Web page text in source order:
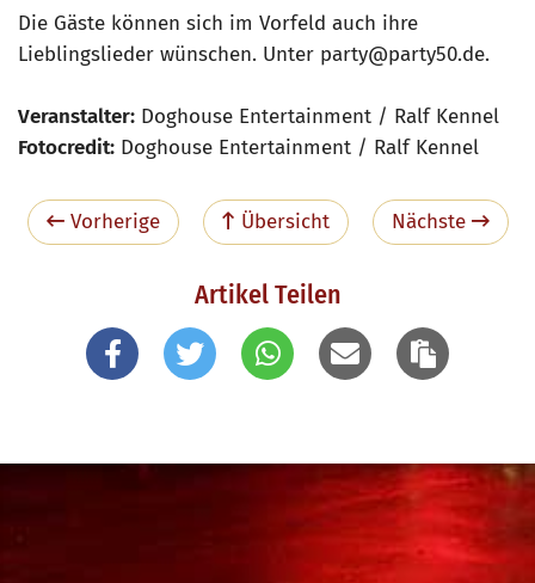
Die Gäste können sich im Vorfeld auch ihre
Lieblingslieder wünschen. Unter party@party50.de.
Veranstalter: Doghouse Entertainment / Ralf Kennel
Fotocredit: Doghouse Entertainment / Ralf Kennel
Vorherige Übersicht Nächste
Artikel Teilen